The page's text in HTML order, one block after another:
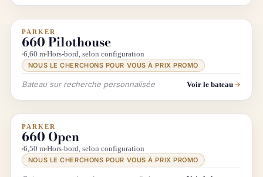
INFO & RECHERCHE
PARKER
660 Pilothouse
6,60 m Hors-bord, selon configuration
NOUS LE CHERCHONS POUR VOUS À PRIX PROMO
Bateau sur recherche personnalisée Voir le bateau
INFO & RECHERCHE
PARKER
660 Open
6,50 m Hors-bord, selon configuration
NOUS LE CHERCHONS POUR VOUS À PRIX PROMO